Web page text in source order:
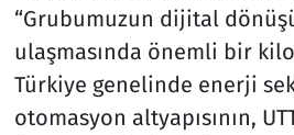
“Grubumuzun dijital
ulaşmasında önemli bir
Türkiye genelinde enerji
otomasyon altyapısının,